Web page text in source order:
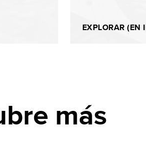
EXPLORAR (EN
más